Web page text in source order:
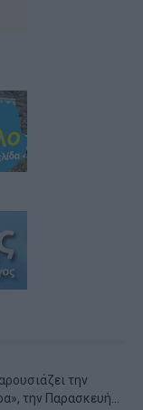
την
την Παρασκευή...